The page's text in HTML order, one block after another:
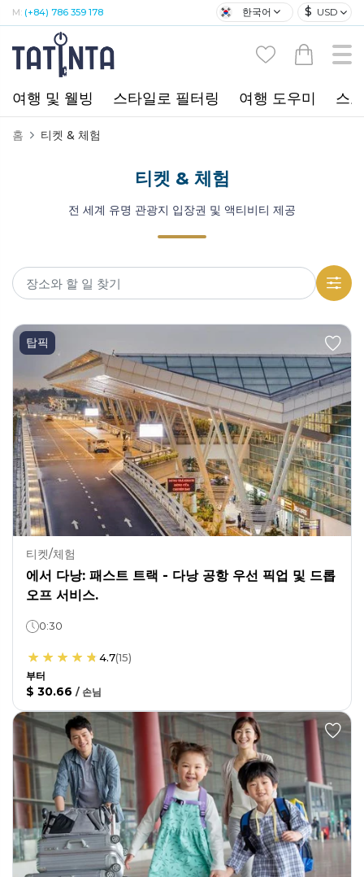
M: (+84) 786 359 178 한국어 $ USD
여행 및 웰빙 스타일로 필터링 여행 도우미 스
홈 티켓 & 체험
티켓 & 체험
전 세계 유명 관광지 입장권 및 액티비티 제공
탑픽
티켓/체험
에서 다낭: 패스트 트랙 - 다낭 공항 우선 픽업 및 드롭
오프 서비스.
0:30
4.7(15)
부터
$ 30.66 / 손님